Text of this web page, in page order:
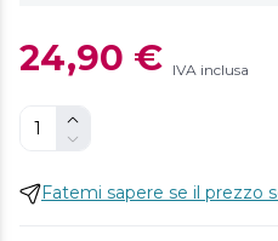
24,90 € IVA inclusa
Fatemi sapere se il prezzo